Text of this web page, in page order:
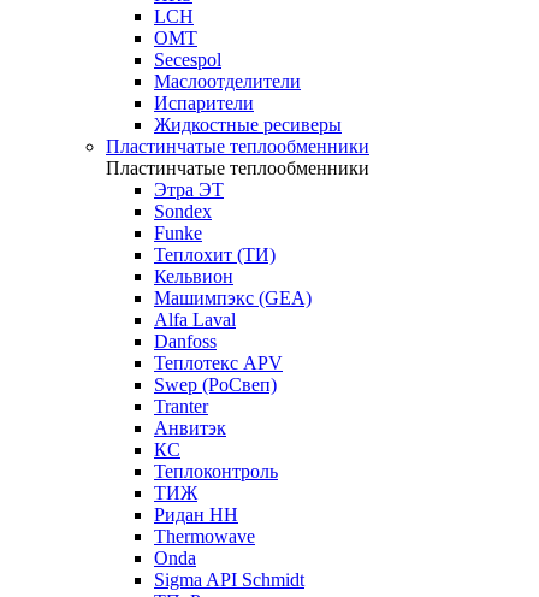
LCH
OMT
Secespol
Маслоотделители
Испарители
Жидкостные ресиверы
Пластинчатые теплообменники
Пластинчатые теплообменники
Этра ЭТ
Sondex
Funke
Теплохит (ТИ)
Кельвион
Машимпэкс (GEA)
Alfa Laval
Danfoss
Теплотекс APV
Swep (РоСвеп)
Tranter
Анвитэк
КС
Теплоконтроль
ТИЖ
Ридан НН
Thermowave
Onda
Sigma API Schmidt